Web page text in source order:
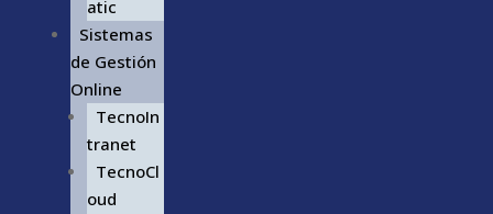
atic
Sistemas
de Gestión
Online
TecnoIn
tranet
TecnoCl
oud